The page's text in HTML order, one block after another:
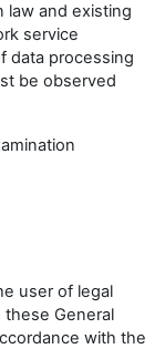
law and existing
service
data processing
be observed
user of legal
General
with the